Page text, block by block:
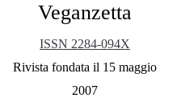
Veganzetta
ISSN 2284-094X
Rivista fondata il 15 maggio
2007